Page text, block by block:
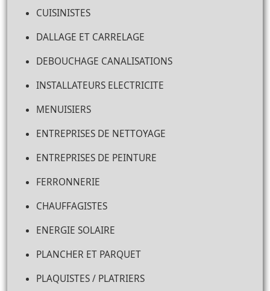
CUISINISTES
DALLAGE ET CARRELAGE
DEBOUCHAGE CANALISATIONS
INSTALLATEURS ELECTRICITE
MENUISIERS
ENTREPRISES DE NETTOYAGE
ENTREPRISES DE PEINTURE
FERRONNERIE
CHAUFFAGISTES
ENERGIE SOLAIRE
PLANCHER ET PARQUET
PLAQUISTES / PLATRIERS